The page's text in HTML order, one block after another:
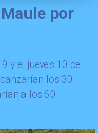
por
y el jueves 10 de
los 30
a los 60